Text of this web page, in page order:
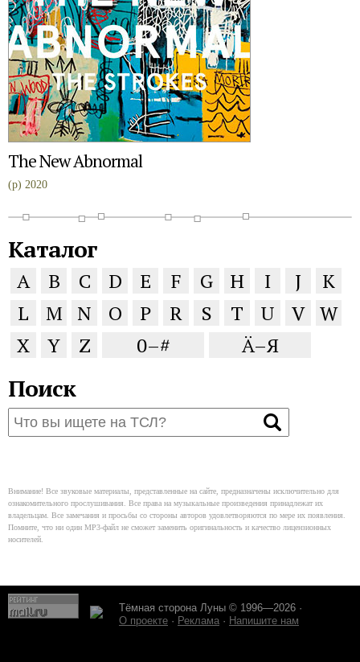
The New Abnormal
(p) 2020
Каталог
A B C D E F G H I J
K
L
M N O P R S T U V W
X
Y Z 0–# Ä–Я
Поиск
Внимание! Все звуковые материалы, представленные на сайте, предназначены исключительно для
ознакомительного прослушивания. Все права на музыкальные произведения принадлежат их
владельцам. Все замечания и просьбы со стороны авторов удовлетворяются по мере их появления.
Помните, что ни один MP3-файл не сможет заменить оригинальность и качество лицензионных
носителей.
Тёмная сторона Луны © 1996—2026 ·
О проекте · Реклама · Напишите нам